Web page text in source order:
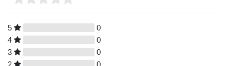
5
0
4
0
3
0
2
0